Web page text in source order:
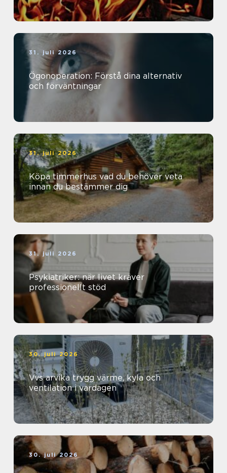
31. juli 2026
Ögonoperation: Förstå dina alternativ
och förväntningar
31. juli 2026
Köpa timmerhus vad du behöver veta
innan du bestämmer dig
31. juli 2026
Psykiatriker: när livet kräver
professionellt stöd
30. juli 2026
Vvs arvika trygg värme, kyla och
ventilation i vardagen
30. juli 2026